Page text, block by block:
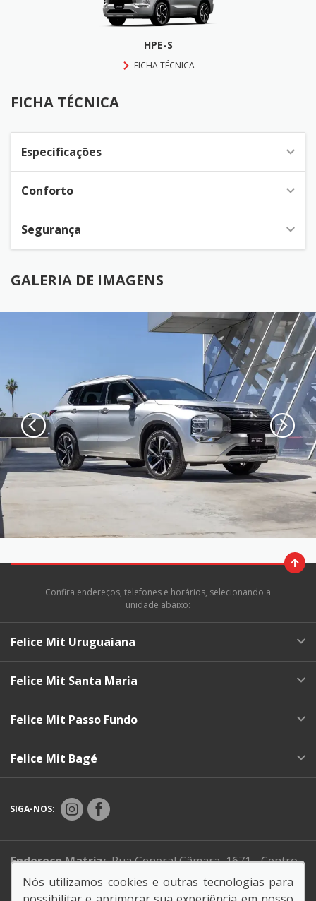
HPE-S
FICHA TÉCNICA
FICHA TÉCNICA
Especificações
Conforto
Segurança
GALERIA DE IMAGENS
Confira endereços, telefones e horários, selecionando a
unidade abaixo:
Felice Mit Uruguaiana
Felice Mit Santa Maria
Felice Mit Passo Fundo
Felice Mit Bagé
SIGA-NOS:
Endereço Matriz:Rua General Câmara, 1671 - Centro -
Uruguaiana-RS
Nós utilizamos cookies e outras tecnologias para